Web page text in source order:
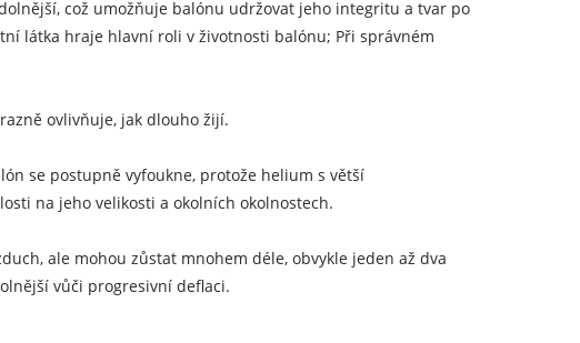
což umožňuje balónu udržovat jeho integritu a tvar po
látka hraje hlavní roli v životnosti balónu; Při správném
ovlivňuje, jak dlouho žijí.
se postupně vyfoukne, protože helium s větší
na jeho velikosti a okolních okolnostech.
ale mohou zůstat mnohem déle, obvykle jeden až dva
vůči progresivní deflaci.